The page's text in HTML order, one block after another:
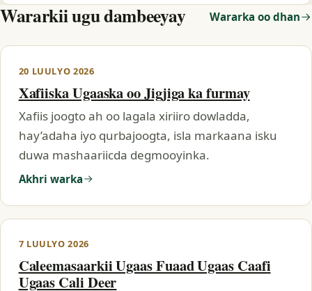
Wararkii ugu dambeeyay Wararka oo dhan
20 LUULYO 2026
Xafiiska Ugaaska oo Jigjiga ka furmay
Xafiis joogto ah oo lagala xiriiro dowladda,
hay’adaha iyo qurbajoogta, isla markaana isku
duwa mashaariicda degmooyinka.
Akhri warka
7 LUULYO 2026
Caleemasaarkii Ugaas Fuaad Ugaas Caafi
Ugaas Cali Deer